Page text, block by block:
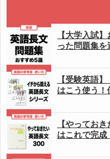
【大学入試
った問題集を
【受験英語
はこう使う！
【やってお
はこれで完成